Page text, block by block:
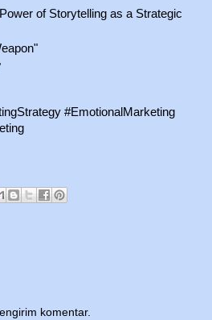
of Storytelling as a Strategic
#EmotionalMarketing
komentar.